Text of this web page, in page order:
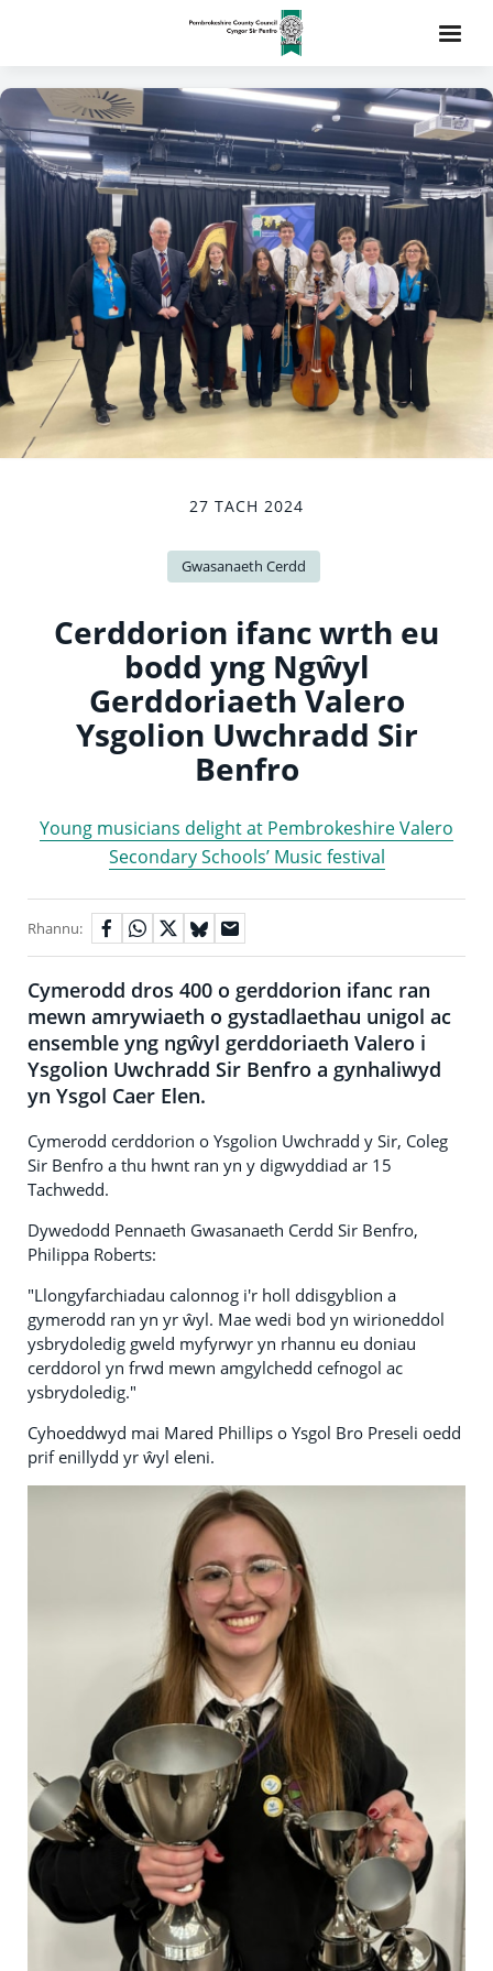
27 TACH 2024
Gwasanaeth Cerdd
Cerddorion ifanc wrth eu
bodd yng Ngŵyl
Gerddoriaeth Valero
Ysgolion Uwchradd Sir
Benfro
Young musicians delight at Pembrokeshire Valero
Secondary Schools’ Music festival
Rhannu:
Cymerodd dros 400 o gerddorion ifanc ran
mewn amrywiaeth o gystadlaethau unigol ac
ensemble yng ngŵyl gerddoriaeth Valero i
Ysgolion Uwchradd Sir Benfro a gynhaliwyd
yn Ysgol Caer Elen.
Cymerodd cerddorion o Ysgolion Uwchradd y Sir, Coleg
Sir Benfro a thu hwnt ran yn y digwyddiad ar 15
Tachwedd.
Dywedodd Pennaeth Gwasanaeth Cerdd Sir Benfro,
Philippa Roberts:
"Llongyfarchiadau calonnog i'r holl ddisgyblion a
gymerodd ran yn yr ŵyl. Mae wedi bod yn wirioneddol
ysbrydoledig gweld myfyrwyr yn rhannu eu doniau
cerddorol yn frwd mewn amgylchedd cefnogol ac
ysbrydoledig."
Cyhoeddwyd mai Mared Phillips o Ysgol Bro Preseli oedd
prif enillydd yr ŵyl eleni.